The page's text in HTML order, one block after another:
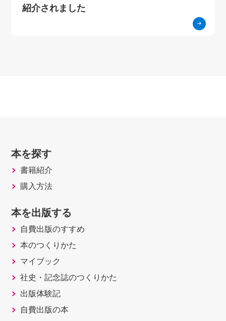
紹介されました
本を探す
書籍紹介
購入方法
本を出版する
自費出版のすすめ
本のつくりかた
マイブック
社史・記念誌のつくりかた
出版体験記
自費出版の本